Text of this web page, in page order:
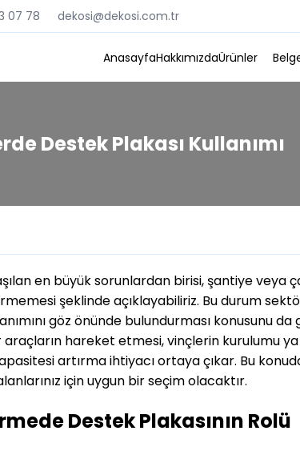
07 78 dekosi@dekosi.com.tr
AnasayfaHakkımızdaÜrünler
Destek Plakası Kullanımı
en büyük sorunlardan birisi, şantiye veya
şeklinde açıklayabiliriz. Bu durum
göz önünde bulundurması konusunu
hareket etmesi, vinçlerin kurulumu
artırma ihtiyacı ortaya çıkar. Bu
için uygun bir seçim olacaktır.
Destek Plakasının Rolü